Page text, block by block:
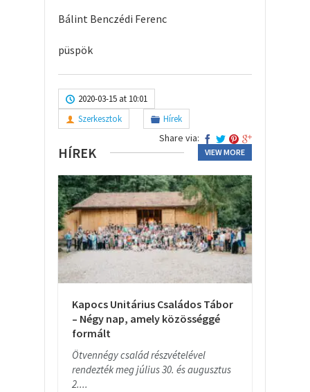
Bálint Benczédi Ferenc
püspök
2020-03-15 at 10:01
Szerkesztok
Hírek
Share via:
HÍREK VIEW MORE
Kapocs Unitárius Családos Tábor
– Négy nap, amely közösséggé
formált
Ötvennégy család részvételével
rendezték meg július 30. és augusztus
2....